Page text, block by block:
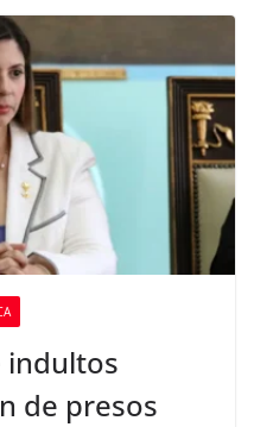
indultos
de presos